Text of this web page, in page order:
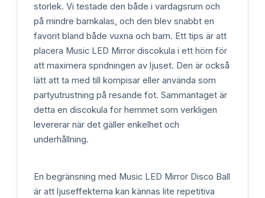
storlek. Vi testade den både i vardagsrum och
på mindre barnkalas, och den blev snabbt en
favorit bland både vuxna och barn. Ett tips är att
placera Music LED Mirror discokula i ett hörn för
att maximera spridningen av ljuset. Den är också
lätt att ta med till kompisar eller använda som
partyutrustning på resande fot. Sammantaget är
detta en discokula för hemmet som verkligen
levererar när det gäller enkelhet och
underhållning.
En begränsning med Music LED Mirror Disco Ball
är att ljuseffekterna kan kännas lite repetitiva